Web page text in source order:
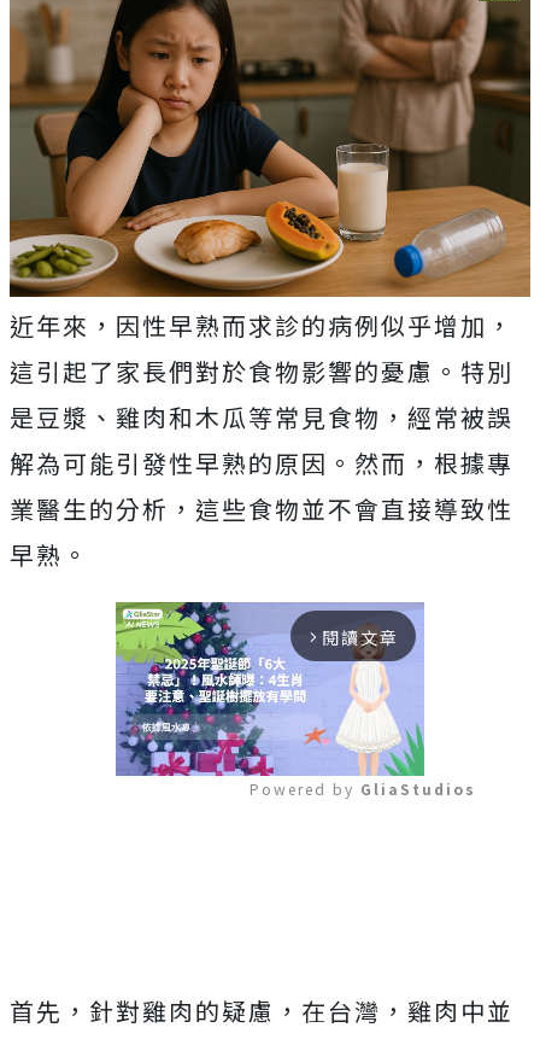
近年來，因性早熟而求診的病例似乎增加，
這引起了家長們對於食物影響的憂慮。特別
是豆漿、雞肉和木瓜等常見食物，經常被誤
解為可能引發性早熟的原因。然而，根據專
業醫生的分析，這些食物並不會直接導致性
早熟。
arrow_forward_ios 閱讀文章
Powered by GliaStudios
首先，針對雞肉的疑慮，在台灣，雞肉中並